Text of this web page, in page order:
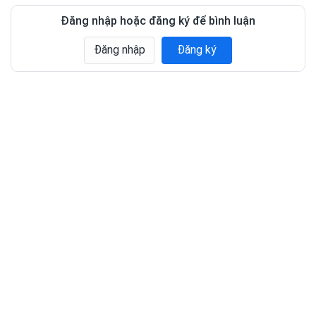
Đăng nhập hoặc đăng ký để bình luận
Đăng nhập Đăng ký